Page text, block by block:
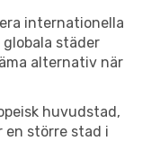
internationella
städer
alternativ när
huvudstad,
en större stad i